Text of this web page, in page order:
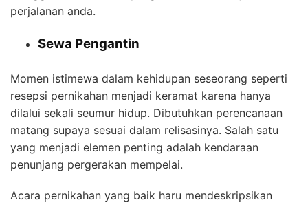
perjalanan anda.
Sewa Pengantin
Momen istimewa dalam kehidupan seseorang seperti
resepsi pernikahan menjadi keramat karena hanya
dilalui sekali seumur hidup. Dibutuhkan perencanaan
matang supaya sesuai dalam relisasinya. Salah satu
yang menjadi elemen penting adalah kendaraan
penunjang pergerakan mempelai.
Acara pernikahan yang baik haru mendeskripsikan